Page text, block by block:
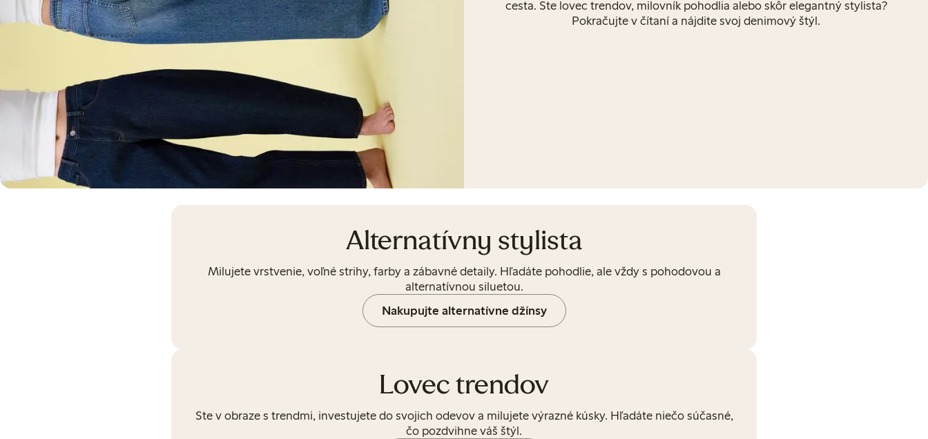
cesta. Ste lovec trendov, milovník pohodlia alebo skôr elegantný stylista?
Pokračujte v čítaní a nájdite svoj denimový štýl.
Alternatívny stylista
Milujete vrstvenie, voľné strihy, farby a zábavné detaily. Hľadáte pohodlie, ale vždy s pohodovou a
alternatívnou siluetou.
Nakupujte alternatívne džínsy
Lovec trendov
Ste v obraze s trendmi, investujete do svojich odevov a milujete výrazné kúsky. Hľadáte niečo súčasné,
čo pozdvihne váš štýl.